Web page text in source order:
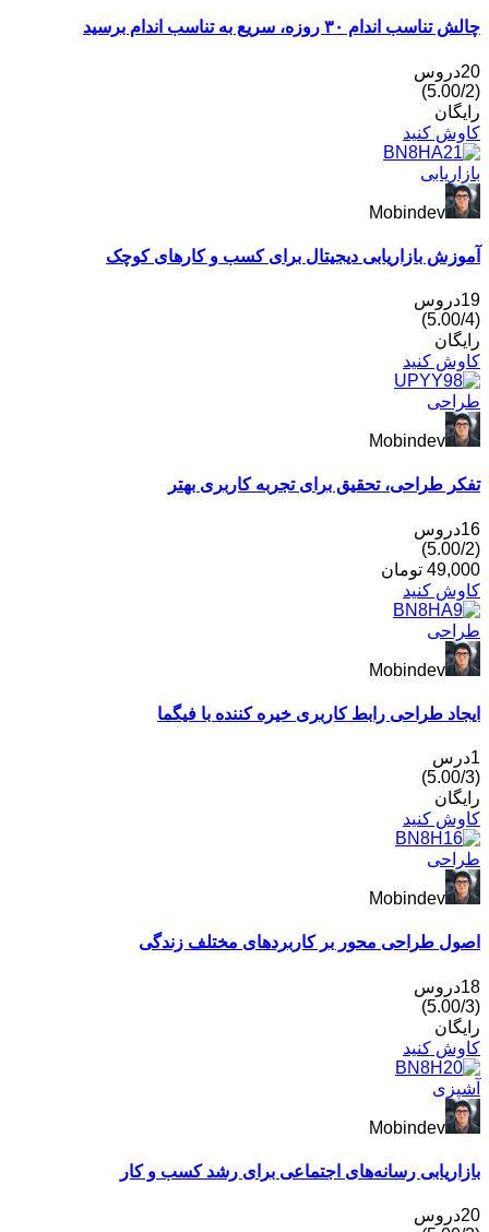
۳۰ روزه، سریع به تناسب اندام برسید
کنید
Mobindev
بازاریابی دیجیتال برای کسب و کارهای کوچک
کنید
Mobindev
طراحی، تحقیق برای تجربه کاربری بهتر
تومان
کنید
Mobindev
طراحی رابط کاربری خیره کننده با فیگما
کنید
Mobindev
طراحی محور بر کاربردهای مختلف زندگی
کنید
Mobindev
رسانه‌های اجتماعی برای رشد کسب و کار